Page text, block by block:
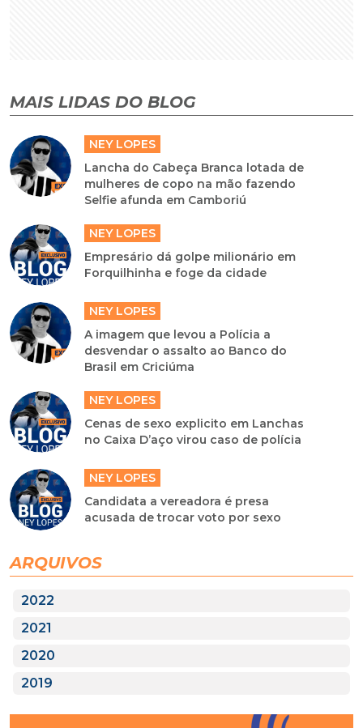
MAIS LIDAS DO BLOG
NEY LOPES
Lancha do Cabeça Branca lotada de
mulheres de copo na mão fazendo
Selfie afunda em Camboriú
NEY LOPES
Empresário dá golpe milionário em
Forquilhinha e foge da cidade
NEY LOPES
A imagem que levou a Polícia a
desvendar o assalto ao Banco do
Brasil em Criciúma
NEY LOPES
Cenas de sexo explicito em Lanchas
no Caixa D’aço virou caso de polícia
NEY LOPES
Candidata a vereadora é presa
acusada de trocar voto por sexo
ARQUIVOS
2022
2021
2020
2019